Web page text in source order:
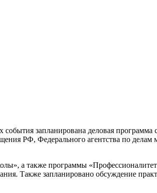
запланирована деловая
РФ, Федерального агентства по делам
а также программы
Также запланировано обсуждение